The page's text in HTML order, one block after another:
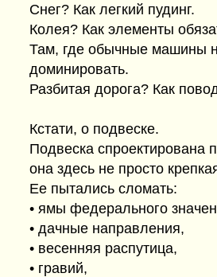
Снег? Как легкий пудинг.
Колея? Как элементы
Там, где обычные машины
доминировать.
Разбитая дорога? Как
Кстати, о подвеске.
Подвеска спроектирована
она здесь не просто
Ее пытались сломать:
• ямы федерального
• дачные направления,
• весенняя распутица,
• гравий,